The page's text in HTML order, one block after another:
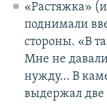
«Растяжка»
поднимали
стороны. «В
Мне не
нужду… В
выдержал две